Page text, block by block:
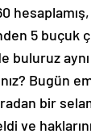
5 buçuk
bir